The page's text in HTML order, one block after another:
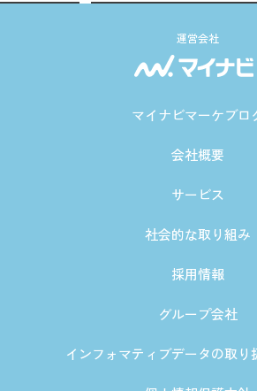
運営会社
マイナビマーケブロ
会社概要
サービス
社会的な取り組み
採用情報
グループ会社
インフォマティブデータの取り